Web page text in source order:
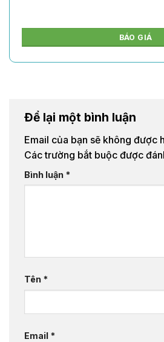
BÁO GIÁ
Để lại một bình luận
Email của bạn sẽ không được
Các trường bắt buộc được
Bình luận *
Tên *
Email *